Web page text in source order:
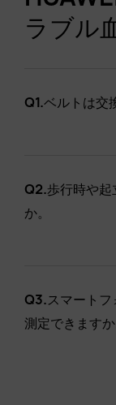
ラブル
Q1.ベルトは交
Q2.歩行時や
か。
Q3.スマート
測定できますか